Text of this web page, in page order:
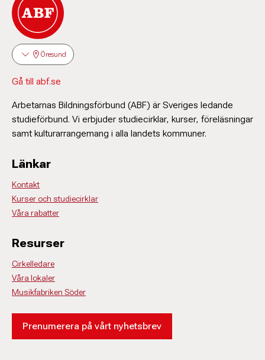
Öresund
Gå till abf.se
Arbetarnas Bildningsförbund (ABF) är Sveriges ledande
studieförbund. Vi erbjuder studiecirklar, kurser, föreläsningar
samt kulturarrangemang i alla landets kommuner.
Länkar
Kontakt
Kurser och studiecirklar
Våra rabatter
Resurser
Cirkelledare
Våra lokaler
Musikfabriken Söder
Prenumerera på vårt nyhetsbrev